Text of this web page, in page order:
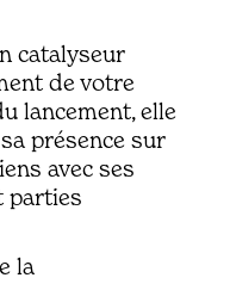
catalyseur
de votre
lancement, elle
présence sur
avec ses
parties
la